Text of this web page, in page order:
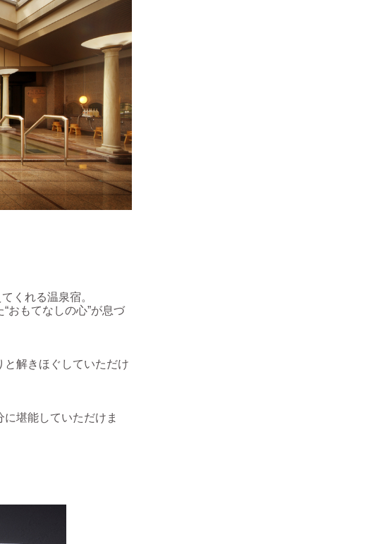
くれる温泉宿。
おもてなしの心”が息づ
解きほぐしていただけ
堪能していただけま